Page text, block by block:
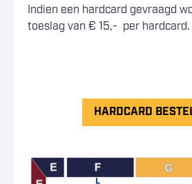
Indien een hardcard gevraagd
toeslag van € 15,- per hardcard.
HARDCARD